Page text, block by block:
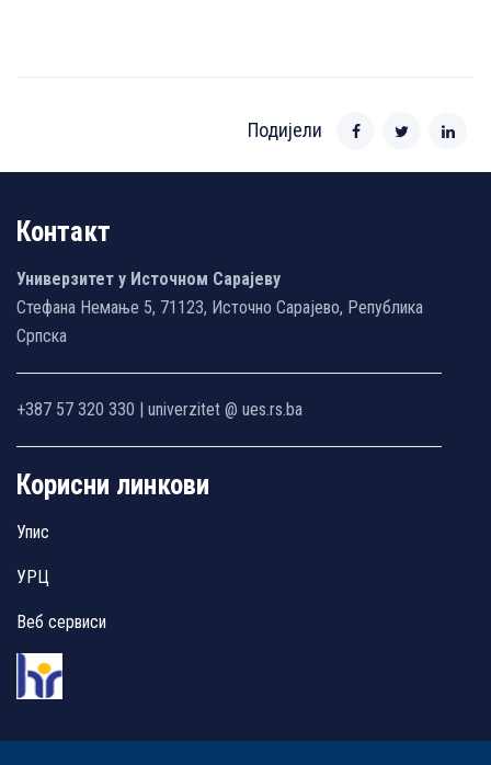
Подијели
Контакт
Универзитет у Источном Сарајеву
Стефана Немање 5, 71123, Источно Сарајево, Република
Српска
+387 57 320 330 | univerzitet @ ues.rs.ba
Корисни линкови
Упис
УРЦ
Веб сервиси